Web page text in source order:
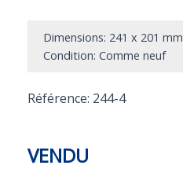
Dimensions: 241 x 201 mm
Condition: Comme neuf
Référence: 244-4
VENDU